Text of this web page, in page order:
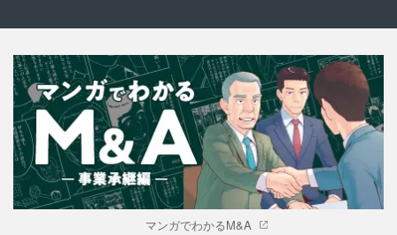
マンガでわかるM&A